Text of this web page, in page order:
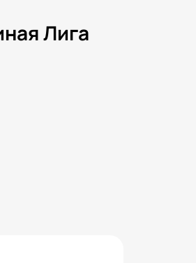
Лига